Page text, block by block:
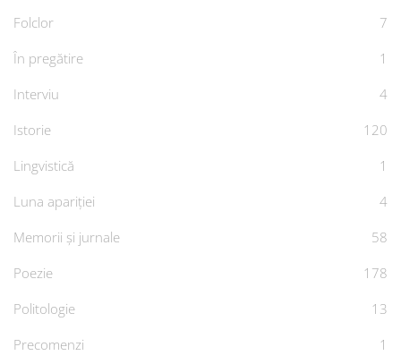
Folclor
7
În pregătire
1
Interviu
4
Istorie
120
Lingvistică
1
Luna apariției
4
Memorii și jurnale
58
Poezie
178
Politologie
13
Precomenzi
1